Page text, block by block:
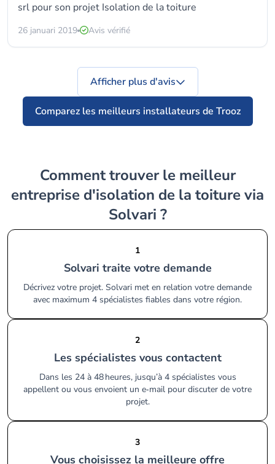
srl pour son projet Isolation de la toiture
26 januari 2019 Avis vérifié
Comparez les meilleurs installateurs de Trooz
Afficher plus d'avis
Comment trouver le meilleur
entreprise d'isolation de la toiture via
Solvari ?
1
Solvari traite votre demande
Décrivez votre projet. Solvari met en relation votre demande
avec maximum 4 spécialistes fiables dans votre région.
2
Les spécialistes vous contactent
Dans les 24 à 48 heures, jusqu’à 4 spécialistes vous
appellent ou vous envoient un e‑mail pour discuter de votre
projet.
3
Vous choisissez la meilleure offre